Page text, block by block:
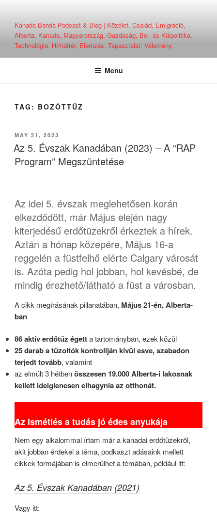
contentKanada Banda Podcast & Blog | Közélet, Család, Emigráció,
Alberta, Kanada, Magyarország, Gazdaság, Bel- és Külpolitika,
Technológia, Hírháttér, Elemzés, Tapasztalat, Vélemény.
Menu
TAG: BOZÓTTŰZ
POSTED
ON
MAY 21, 2023
Az 5. Évszak Kanadában (2023) – A “RAP
Program” Megszüntetése
Az idei 5. évszak meglehetősen korán
elkezdődött, már Május elején nagy
kiterjedésű erdőtüzekről érkeztek a hírek.
Aztán a hónap közepére, Május 16-a
reggelén a füstfelhő elérte Calgary városát
is. Azóta pedig hol jobban, hol kevésbé, de
mindig érezhető/látható a füst a városban.
A cikk megírásának pillanatában, Május 21-én, Alberta-
ban
86 aktív erdőtűz égetta tartományban, ezek közül
25 darab a tűzoltók kontrollján kívül esve, szabadon
terjedt tovább, valamint
az elmúlt 3 hétbenösszesen 19.000 Alberta-i lakosnak
kellett ideiglenesen elhagynia az otthonát.
Az ismétlés a tudás jó édes anyukája
Nem egy alkalommal írtam már a kanadai erdőtüzekről,
akit jobban érdekel a téma, podkaszt adásaink mellett
cikkek formájában is elmerülhet a témában, például itt:
Az 5. Évszak Kanadában (2021)
Vagy itt: